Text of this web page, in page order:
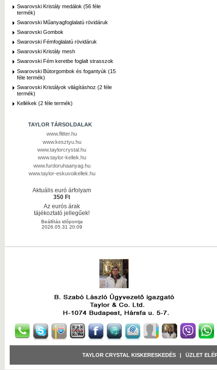
Swarovski Kristály medálok (56 féle
termék)
Swarovski Műanyagfoglalatú rövidáruk
Swarovski Gombok
Swarovski Fémfoglalatú rövidáruk
Swarovski Kristály mesh
Swarovski Fém keretbe foglalt strasszok
Swarovski Bútorgombok és fogantyúk (15
féle termék)
Swarovski Kristályok világításhoz (2 féle
termék)
Kellékek (2 féle termék)
TAYLOR TÁRSOLDALAK
www.flitter.hu
www.kesztyu.hu
www.taylorcrystal.hu
www.taylor-kellek.hu
www.furdoruhaanyag.hu
www.taylor-eskuvoikellek.hu
Aktuális euró árfolyam
350 Ft
Az eurós árak
tájékoztató jellegűek!
Beállítás időpontja
2026.05.31 20:09
TAYLOR CRYSTAL KISKERESKEDÉS ÜZLET